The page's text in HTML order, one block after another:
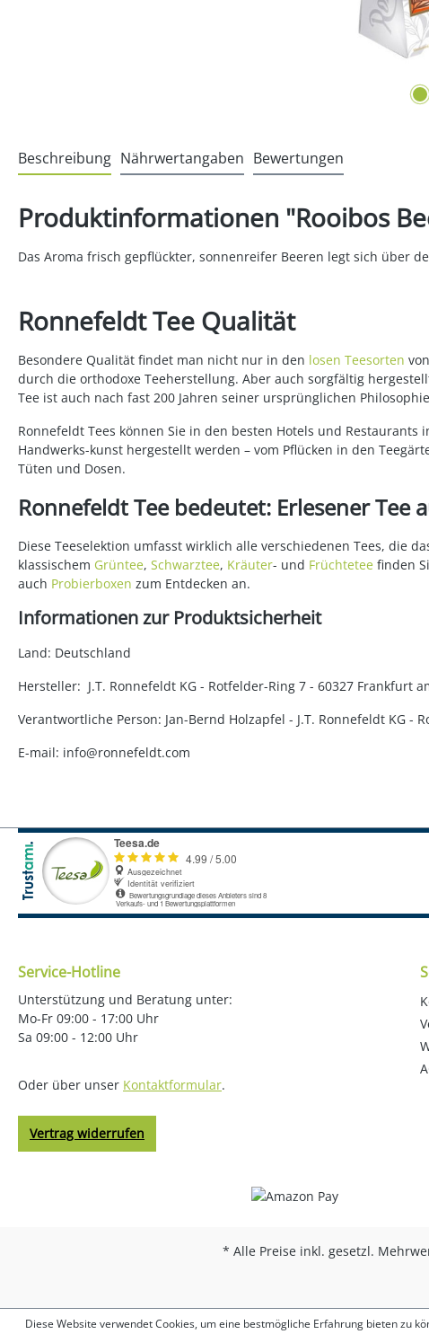
Beschreibung Nährwertangaben Bewertungen
Produktinformationen "Rooibos
Das Aroma frisch gepflückter, sonnenreifer Beeren legt sich über
Ronnefeldt Tee Qualität
Besondere Qualität findet man nicht nur in den losen Teesorten
durch die orthodoxe Teeherstellung. Aber auch sorgfältig
Tee ist auch nach fast 200 Jahren seiner ursprünglichen
Ronnefeldt Tees können Sie in den besten Hotels und
Handwerks-kunst hergestellt werden – vom Pflücken in den
Tüten und Dosen.
Ronnefeldt Tee bedeutet: Erlesener Tee
Diese Teeselektion umfasst wirklich alle verschiedenen Tees, die
klassischem Grüntee, Schwarztee, Kräuter- und Früchtetee finden
auch Probierboxen zum Entdecken an.
Informationen zur Produktsicherheit
Land: Deutschland
Hersteller: J.T. Ronnefeldt KG - Rotfelder-Ring 7 - 60327 Frankfurt
Verantwortliche Person: Jan-Bernd Holzapfel - J.T. Ronnefeldt KG -
E-mail: info@ronnefeldt.com
Service-Hotline
Unterstützung und Beratung unter:
Mo-Fr 09:00 - 17:00 Uhr
Sa 09:00 - 12:00 Uhr
Oder über unser Kontaktformular.
Vertrag widerrufen
* Alle Preise inkl. gesetzl.
Diese Website verwendet Cookies, um eine bestmögliche Erfahrung bieten zu